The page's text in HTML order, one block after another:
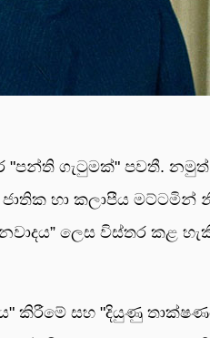
ගැටුමක්" පවතී.
ජාතික හා කලාපීය මට්ටමින්
ලෙස විස්තර කළ
කිරීමේ සහ "දියුණු